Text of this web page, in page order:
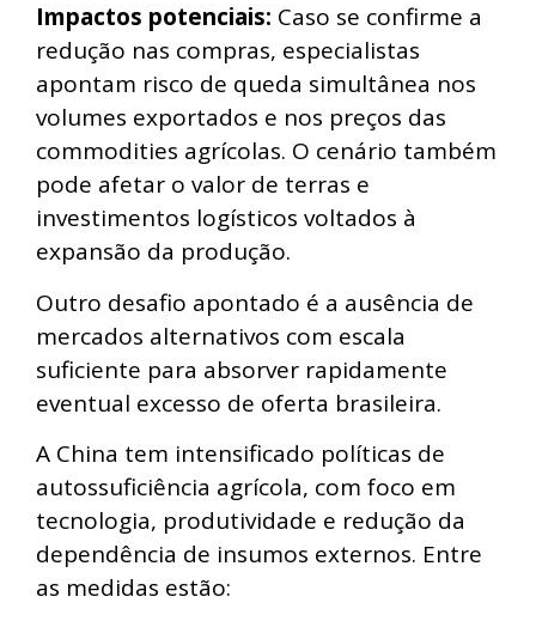
Impactos potenciais: Caso se confirme a
redução nas compras, especialistas
apontam risco de queda simultânea nos
volumes exportados e nos preços das
commodities agrícolas. O cenário também
pode afetar o valor de terras e
investimentos logísticos voltados à
expansão da produção.
Outro desafio apontado é a ausência de
mercados alternativos com escala
suficiente para absorver rapidamente
eventual excesso de oferta brasileira.
A China tem intensificado políticas de
autossuficiência agrícola, com foco em
tecnologia, produtividade e redução da
dependência de insumos externos. Entre
as medidas estão: